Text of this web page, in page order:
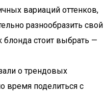
вариаций оттенков,
разнообразить свой
блонда стоит выбрать —
о трендовых
время поделиться с